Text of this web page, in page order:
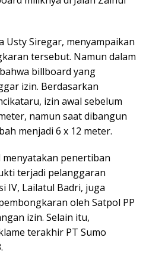
Usty Siregar, menyampaikan
tersebut. Namun dalam
billboard yang
izin. Berdasarkan
izin awal sebelum
namun saat dibangun
menjadi 6 x 12 meter.
penertiban
terjadi pelanggaran
IV, Lailatul Badri, juga
oleh Satpol PP
izin. Selain itu,
terakhir PT Sumo